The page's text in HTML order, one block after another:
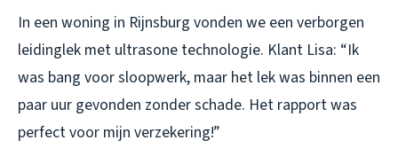
In een woning in Rijnsburg vonden we een verborgen
leidinglek met ultrasone technologie. Klant Lisa: “Ik
was bang voor sloopwerk, maar het lek was binnen een
paar uur gevonden zonder schade. Het rapport was
perfect voor mijn verzekering!”